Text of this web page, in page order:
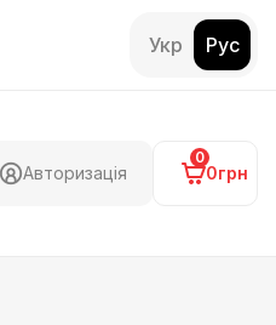
Укр Рус
Авторизація
0
0грн